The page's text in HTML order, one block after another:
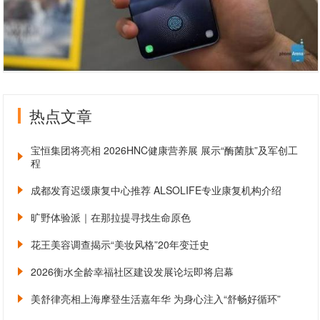
热点文章
宝恒集团将亮相 2026HNC健康营养展 展示“酶菌肽”及军创工
程
成都发育迟缓康复中心推荐 ALSOLIFE专业康复机构介绍
旷野体验派｜在那拉提寻找生命原色
花王美容调查揭示“美妆风格”20年变迁史
2026衡水全龄幸福社区建设发展论坛即将启幕
美舒律亮相上海摩登生活嘉年华 为身心注入“舒畅好循环”